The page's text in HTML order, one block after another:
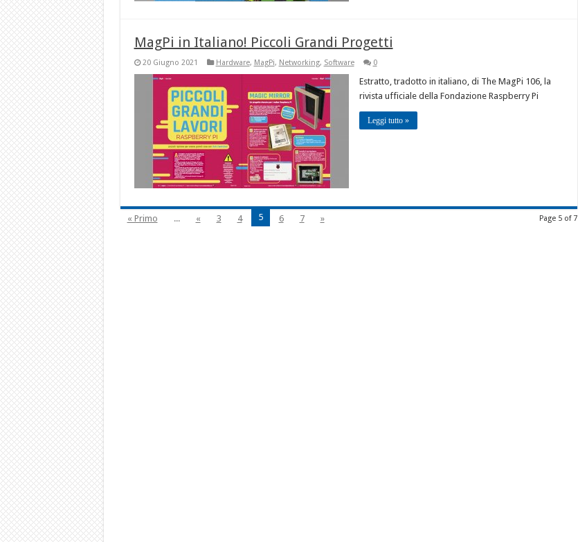
MagPi in Italiano! Piccoli Grandi Progetti
20 Giugno 2021 Hardware, MagPi, Networking, Software 0
Estratto, tradotto in italiano, di The MagPi 106, la
rivista ufficiale della Fondazione Raspberry Pi
Leggi tutto »
Page 5 of 7
« Primo ... « 3 4 5 6 7 »